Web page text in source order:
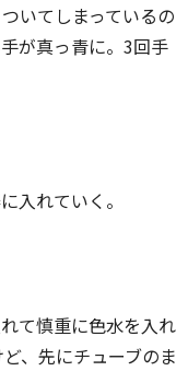
いてしまっているの
が真っ青に。3回手
入れていく。
て慎重に色水を入れ
、先にチューブのま